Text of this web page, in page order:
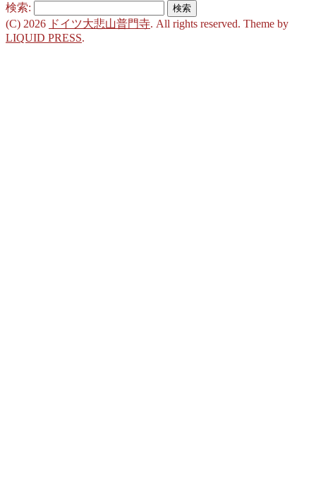
検索:
(C) 2026 ドイツ大悲山普門寺. All rights reserved. Theme by
LIQUID PRESS.